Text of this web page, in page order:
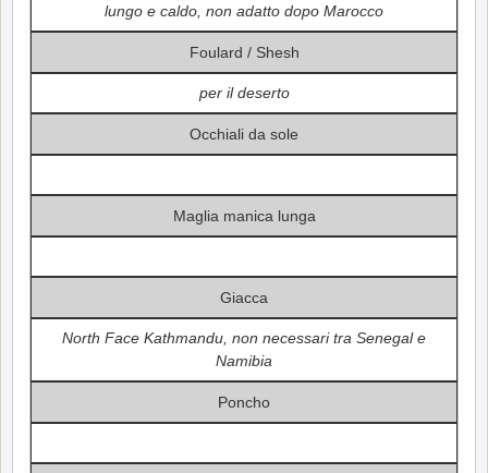
lungo e caldo, non adatto dopo Marocco
Foulard / Shesh
per il deserto
Occhiali da sole
Maglia manica lunga
Giacca
North Face Kathmandu, non necessari tra Senegal e
Namibia
Poncho